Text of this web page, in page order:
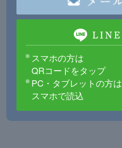
スマホの方は
QRコードをタップ
PC・タブレットの方は
スマホで読込